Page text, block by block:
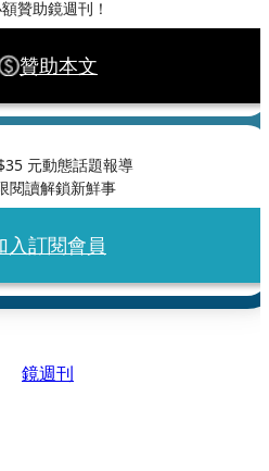
贊助鏡週刊！
贊助本文
35 元動態話題報導
閱讀解鎖新鮮事
入訂閱會員
鏡週刊